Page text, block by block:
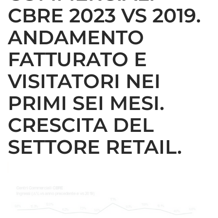
CBRE 2023 VS 2019.
ANDAMENTO
FATTURATO E
VISITATORI NEI
PRIMI SEI MESI.
CRESCITA DEL
SETTORE RETAIL.